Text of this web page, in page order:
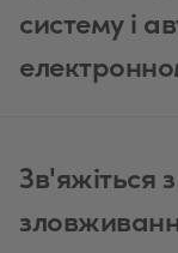
систему і
Зв'яжіться